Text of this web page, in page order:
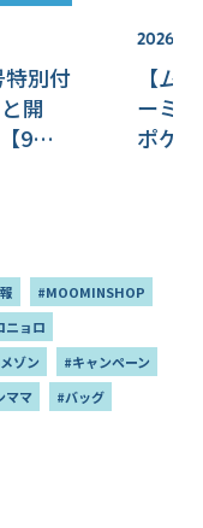
別付
開
9月
いで
【ム
ーミ
ポケ
#MOOMINSHOP
ニョロ
ゾン
#キャンペーン
ママ
#バッグ